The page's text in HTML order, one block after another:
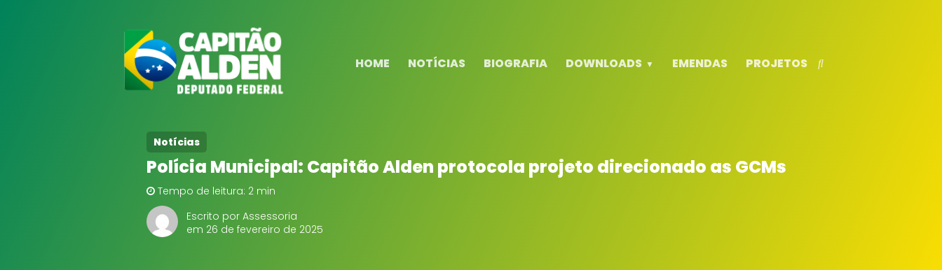
HOME NOTÍCIAS BIOGRAFIA DOWNLOADS EMENDAS PROJETOS
Notícias
Polícia Municipal: Capitão Alden protocola projeto direcionado as GCMs
Tempo de leitura: 2 min
Escrito por Assessoria
em 26 de fevereiro de 2025